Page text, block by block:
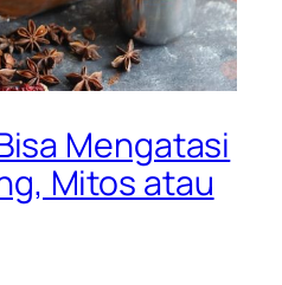
Mengatasi
Mitos atau